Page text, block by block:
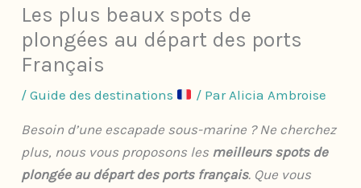
Les plus beaux spots de
plongées au départ des ports
Français
/Guide des destinations / ParAlicia Ambroise
Besoin d’une escapade sous-marine ? Ne cherchez
plus, nous vous proposons les meilleurs spots de
plongée au départ des ports français. Que vous